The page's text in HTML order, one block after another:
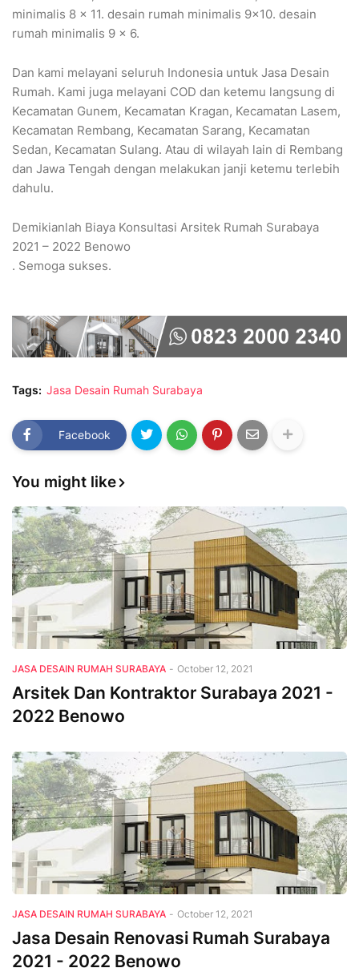
minimalis 8 x 11. desain rumah minimalis 9×10. desain
rumah minimalis 9 x 6.
Dan kami melayani seluruh Indonesia untuk Jasa Desain
Rumah. Kami juga melayani COD dan ketemu langsung di
Kecamatan Gunem, Kecamatan Kragan, Kecamatan Lasem,
Kecamatan Rembang, Kecamatan Sarang, Kecamatan
Sedan, Kecamatan Sulang. Atau di wilayah lain di Rembang
dan Jawa Tengah dengan melakukan janji ketemu terlebih
dahulu.
Demikianlah Biaya Konsultasi Arsitek Rumah Surabaya
2021 – 2022 Benowo
. Semoga sukses.
Tags: Jasa Desain Rumah Surabaya
Facebook
You might like
JASA DESAIN RUMAH SURABAYA - October 12, 2021
Arsitek Dan Kontraktor Surabaya 2021 -
2022 Benowo
JASA DESAIN RUMAH SURABAYA - October 12, 2021
Jasa Desain Renovasi Rumah Surabaya
2021 - 2022 Benowo